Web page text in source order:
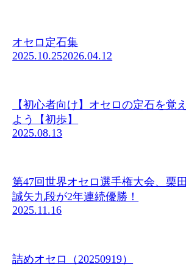
オセロ定石集
2025.10.252026.04.12
【初心者向け】オセロの定石を覚え
よう【初歩】
2025.08.13
第47回世界オセロ選手権大会、栗田
誠矢九段が2年連続優勝！
2025.11.16
詰めオセロ（20250919）